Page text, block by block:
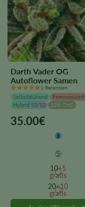
Darth Vader OG
Autoflower Samen
1 Rezension
Selbstblühend
Femininisiert
Hybrid 50/50
25% THC
35.00€
3
5
10+5
gratis
20+10
gratis
This